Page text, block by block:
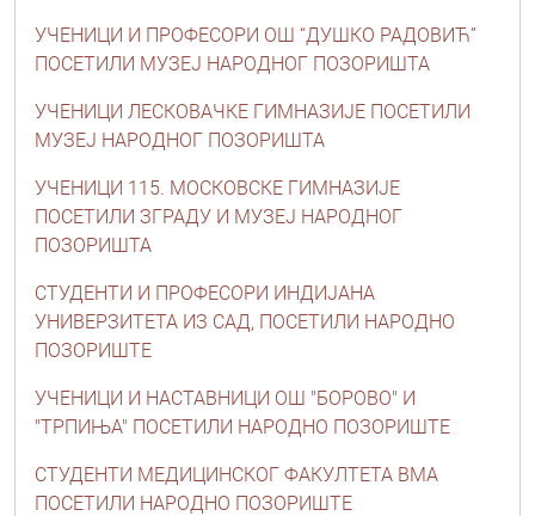
УЧЕНИЦИ И ПРОФЕСОРИ ОШ “ДУШКО РАДОВИЋ”
ПОСЕТИЛИ МУЗЕЈ НАРОДНОГ ПОЗОРИШТА
УЧЕНИЦИ ЛЕСКОВАЧКЕ ГИМНАЗИЈЕ ПОСЕТИЛИ
МУЗЕЈ НАРОДНОГ ПОЗОРИШТА
УЧЕНИЦИ 115. МОСКОВСКЕ ГИМНАЗИЈЕ
ПОСЕТИЛИ ЗГРАДУ И МУЗЕЈ НАРОДНОГ
ПОЗОРИШТА
СТУДЕНТИ И ПРОФЕСОРИ ИНДИЈАНА
УНИВЕРЗИТЕТА ИЗ САД, ПОСЕТИЛИ НАРОДНО
ПОЗОРИШТЕ
УЧЕНИЦИ И НАСТАВНИЦИ ОШ "БОРОВО" И
"ТРПИЊА" ПОСЕТИЛИ НАРОДНО ПОЗОРИШТЕ
СТУДЕНТИ МЕДИЦИНСКОГ ФАКУЛТЕТА ВМА
ПОСЕТИЛИ НАРОДНО ПОЗОРИШТЕ